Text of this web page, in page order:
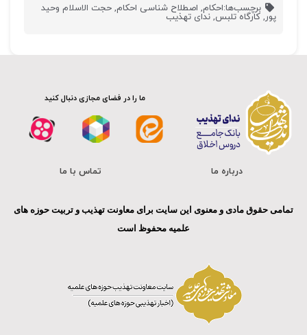
برچسب‌ها:احکام, اصطلاح شناسی احکام,حجت الاسلام وحید
پور, کارگاه تلبس, ندای تهذیب
ما را در فضای مجازی دنبال کنید
درباره ما تماس با ما
تمامی حقوق مادی و معنوی این سایت برای معاونت تهذیب و تربیت حوزه های
علمیه محفوظ است